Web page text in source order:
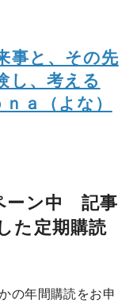
事と、その先
し、考える
ａ（よな）
ーン中 記事
た定期購読
の年間購読をお申